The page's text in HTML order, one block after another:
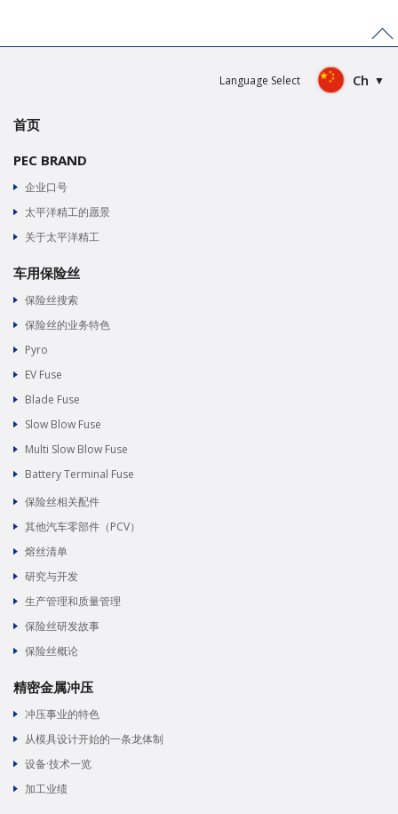
Language Select Ch
首页
PEC BRAND
企业口号
太平洋精工的愿景
关于太平洋精工
车用保险丝
保险丝搜索
保险丝的业务特色
Pyro
EV Fuse
Blade Fuse
Slow Blow Fuse
Multi Slow Blow Fuse
Battery Terminal Fuse
保险丝相关配件
其他汽车零部件（PCV）
熔丝清单
研究与开发
生产管理和质量管理
保险丝研发故事
保险丝概论
精密金属冲压
冲压事业的特色
从模具设计开始的一条龙体制
设备·技术一览
加工业绩